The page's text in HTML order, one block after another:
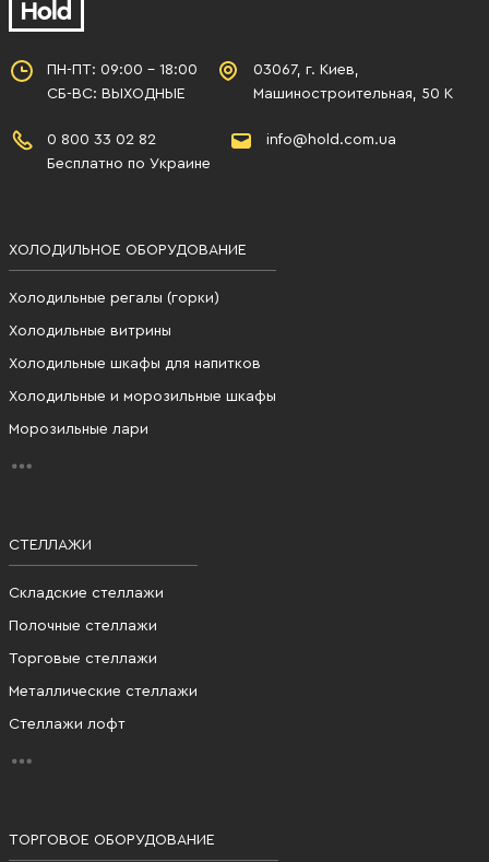
ПН-ПТ: 09:00 - 18:00
СБ-ВС: ВЫХОДНЫЕ
03067, г. Киев,
Машиностроительная, 50 К
0 800 33 02 82
Бесплатно по Украине
info@hold.com.ua
ХОЛОДИЛЬНОЕ ОБОРУДОВАНИЕ
Холодильные регалы (горки)
Холодильные витрины
Холодильные шкафы для напитков
Холодильные и морозильные шкафы
Морозильные лари
СТЕЛЛАЖИ
Складские стеллажи
Полочные стеллажи
Торговые стеллажи
Металлические стеллажи
Стеллажи лофт
ТОРГОВОЕ ОБОРУДОВАНИЕ